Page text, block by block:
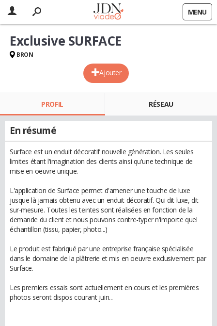
MENU
Ajouter
Exclusive SURFACE
BRON
PROFIL RÉSEAU
En résumé
Surface est un enduit décoratif nouvelle génération. Les seules
limites étant l'imagination des clients ainsi qu'une technique de
mise en oeuvre unique.
L'application de Surface permet d'amener une touche de luxe
jusque là jamais obtenu avec un enduit décoratif. Qui dit luxe, dit
sur-mesure. Toutes les teintes sont réalisées en fonction de la
demande du client et nous pouvons contre-typer n'importe quel
échantillon (tissu, papier, photo...)
Le produit est fabriqué par une entreprise française spécialisée
dans le domaine de la plâtrerie et mis en oeuvre exclusivement par
Surface.
Les premiers essais sont actuellement en cours et les premières
photos seront dispos courant juin...